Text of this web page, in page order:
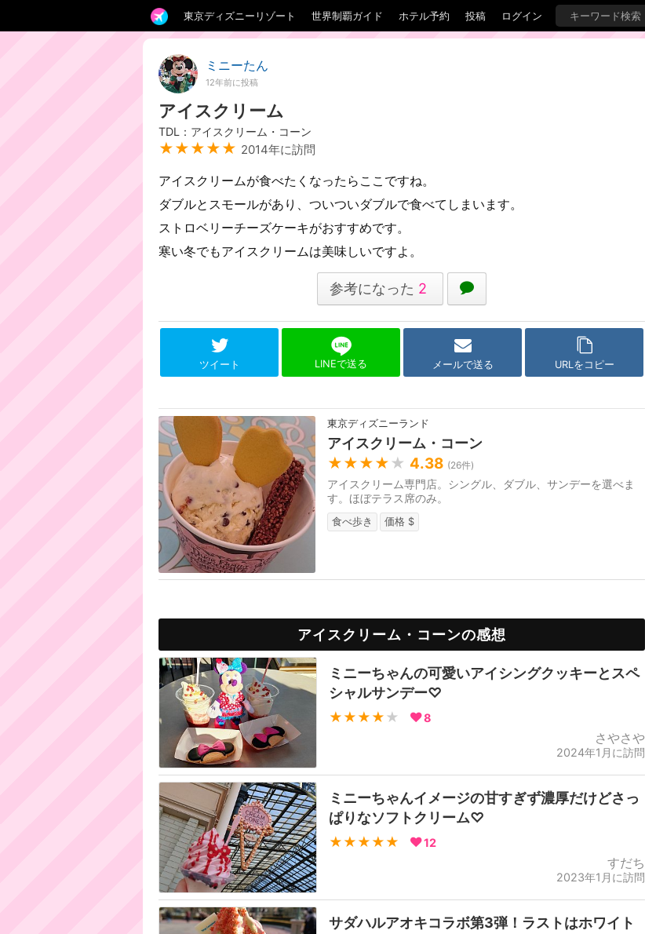
東京ディズニーリゾート 世界制覇ガイド ホテル予約 投稿 ログイン
ミニーたん
12年前に投稿
アイスクリーム
TDL：アイスクリーム・コーン
★★★★★ 2014年に訪問
アイスクリームが食べたくなったらここですね。
ダブルとスモールがあり、ついついダブルで食べてしまいます。
ストロベリーチーズケーキがおすすめです。
寒い冬でもアイスクリームは美味しいですよ。
参考になった 2
ツイート LINEで送る メールで送る URLをコピー
東京ディズニーランド
アイスクリーム・コーン
★★★★ ★ 4.38 (26件)
アイスクリーム専門店。シングル、ダブル、サンデーを選べま
す。ほぼテラス席のみ。
食べ歩き 価格 $
アイスクリーム・コーンの感想
ミニーちゃんの可愛いアイシングクッキーとスペ
シャルサンデー♡
★★★★ ★ 8
さやさや
2024年1月に訪問
ミニーちゃんイメージの甘すぎず濃厚だけどさっ
ぱりなソフトクリーム♡
★★★★★ 12
すだち
2023年1月に訪問
サダハルアオキコラボ第3弾！ラストはホワイト